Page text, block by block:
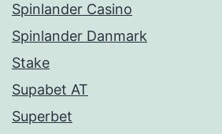
Spinlander Casino
Spinlander Danmark
Stake
Supabet AT
Superbet